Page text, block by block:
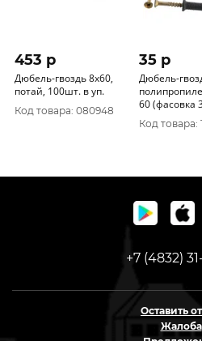
453 p
Дюбель-гвоздь 8х60,
потай, 100шт. в уп.
Код товара: 080948
35 p
Дюбель-
60 (фасовка
Код товара:
+7 (4832)
Оставить
Жалоба